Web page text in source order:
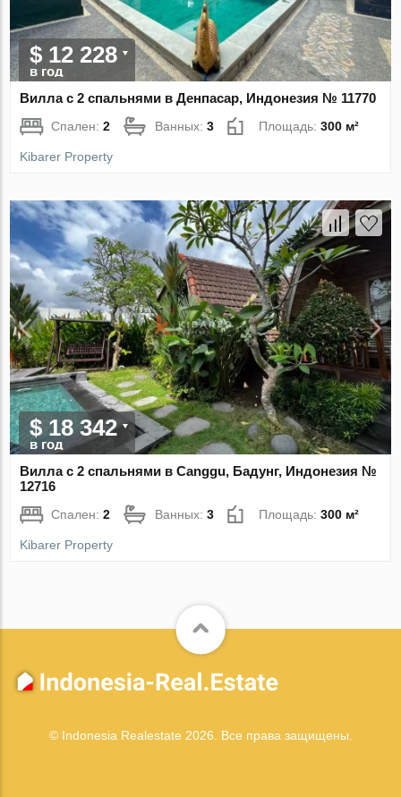
$ 12 228
в год
Вилла с 2 спальнями в Денпасар, Индонезия № 11770
Спален:2 Ванных:3 Площадь:300 м²
Kibarer Property
$ 18 342
в год
Вилла с 2 спальнями в Canggu, Бадунг, Индонезия №
12716
Спален:2 Ванных:3 Площадь:300 м²
Kibarer Property
© Indonesia Realestate 2026. Все права защищены.